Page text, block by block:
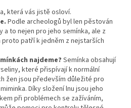
která vás jistě osloví.
Podle archeologů byl len pěstován
to nejen pro jeho semínka, ale z
patří k jedněm z nejstarších
najdeme? Semínka obsahují
které přispívají k normální
žen jsou především důležité pro
Díky složení lnu jsou jeho
při problémech se zažíváním,